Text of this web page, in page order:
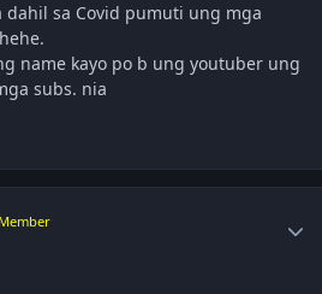
dahil sa Covid pumuti ung mga
name kayo po b ung youtuber ung
subs. nia